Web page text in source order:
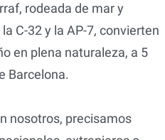
rodeada de mar y
C-32 y la AP-7, convierten
en plena naturaleza, a 5
Barcelona.
nosotros, precisamos